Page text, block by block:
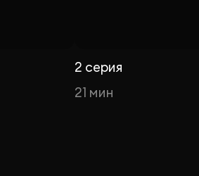
2 серия
21 мин